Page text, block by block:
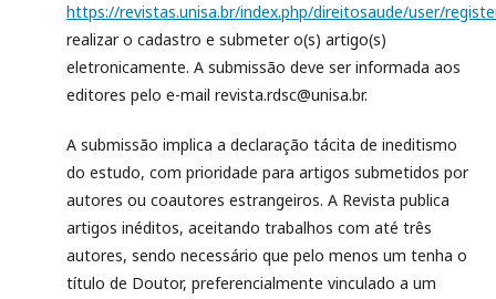
https://revistas.unisa.br/index.php/direitosaude/user/
realizar o cadastro e submeter o(s) artigo(s)
eletronicamente. A submissão deve ser informada aos
editores pelo e-mail revista.rdsc@unisa.br.
A submissão implica a declaração tácita de ineditismo
do estudo, com prioridade para artigos submetidos por
autores ou coautores estrangeiros. A Revista publica
artigos inéditos, aceitando trabalhos com até três
autores, sendo necessário que pelo menos um tenha o
título de Doutor, preferencialmente vinculado a um